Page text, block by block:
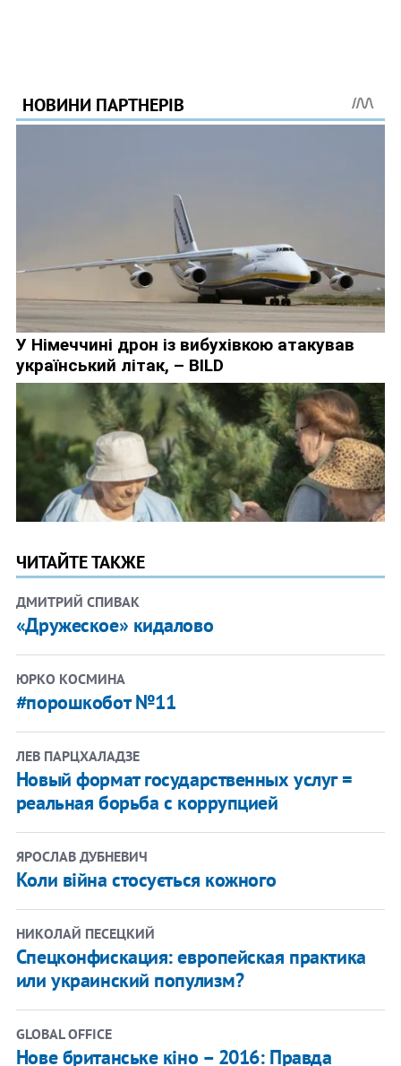
ЧИТАЙТЕ ТАКЖЕ
ДМИТРИЙ СПИВАК
«Дружеское» кидалово
ЮРКО КОСМИНА
#порошкобот №11
ЛЕВ ПАРЦХАЛАДЗЕ
Новый формат государственных услуг =
реальная борьба с коррупцией
ЯРОСЛАВ ДУБНЕВИЧ
Коли війна стосується кожного
НИКОЛАЙ ПЕСЕЦКИЙ
​Спецконфискация: европейская практика
или украинский популизм?
GLOBAL OFFICE
Нове британське кіно – 2016: Правда